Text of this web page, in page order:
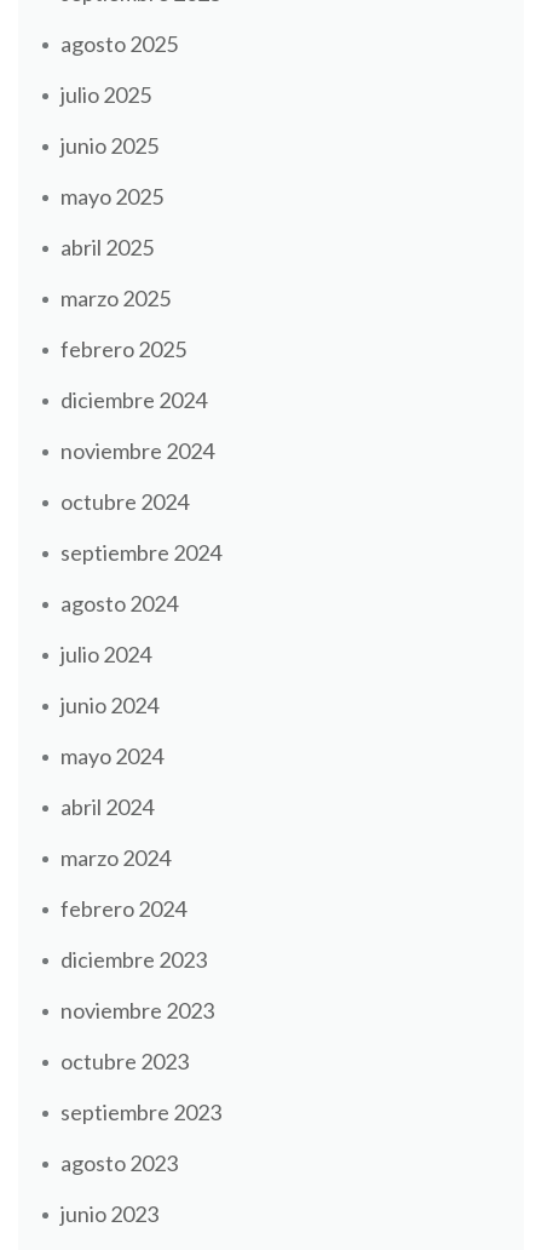
agosto 2025
julio 2025
junio 2025
mayo 2025
abril 2025
marzo 2025
febrero 2025
diciembre 2024
noviembre 2024
octubre 2024
septiembre 2024
agosto 2024
julio 2024
junio 2024
mayo 2024
abril 2024
marzo 2024
febrero 2024
diciembre 2023
noviembre 2023
octubre 2023
septiembre 2023
agosto 2023
junio 2023